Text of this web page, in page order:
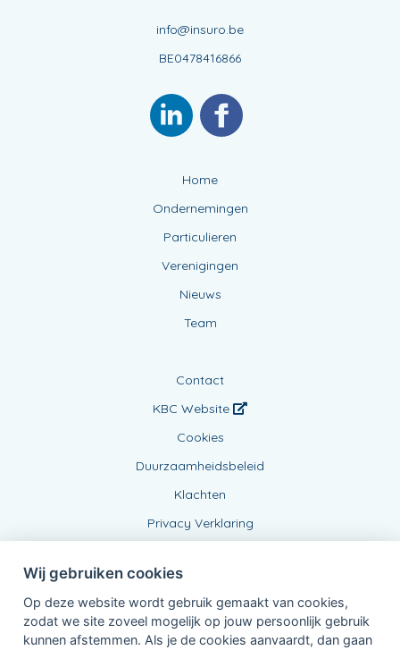
info@insuro.be
BE0478416866
Home
Ondernemingen
Particulieren
Verenigingen
Nieuws
Team
Contact
KBC Website
Cookies
Duurzaamheidsbeleid
Klachten
Privacy Verklaring
Wij gebruiken cookies
Op deze website wordt gebruik gemaakt van cookies,
zodat we site zoveel mogelijk op jouw persoonlijk gebruik
kunnen afstemmen. Als je de cookies aanvaardt, dan gaan